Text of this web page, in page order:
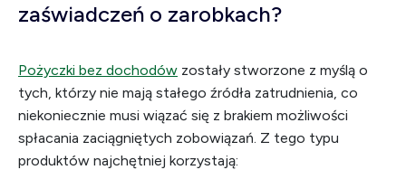
zaświadczeń o zarobkach?
Pożyczki bez dochodów zostały stworzone z myślą o
tych, którzy nie mają stałego źródła zatrudnienia, co
niekoniecznie musi wiązać się z brakiem możliwości
spłacania zaciągniętych zobowiązań. Z tego typu
produktów najchętniej korzystają: